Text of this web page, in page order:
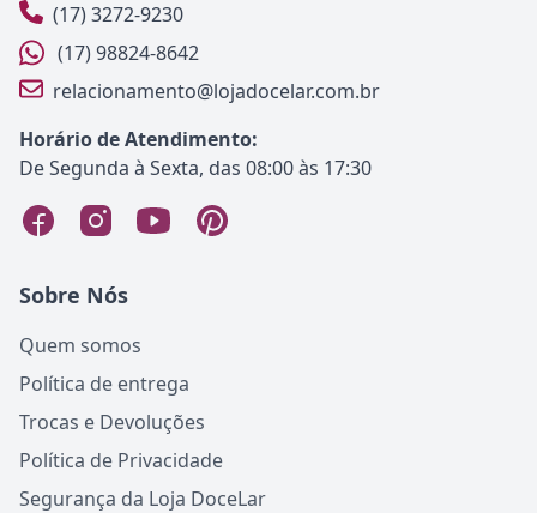
(17) 3272-9230
(17) 98824-8642
relacionamento@lojadocelar.com.br
Horário de Atendimento:
De Segunda à Sexta, das 08:00 às 17:30
Sobre Nós
Quem somos
Política de entrega
Trocas e Devoluções
Política de Privacidade
Segurança da Loja DoceLar